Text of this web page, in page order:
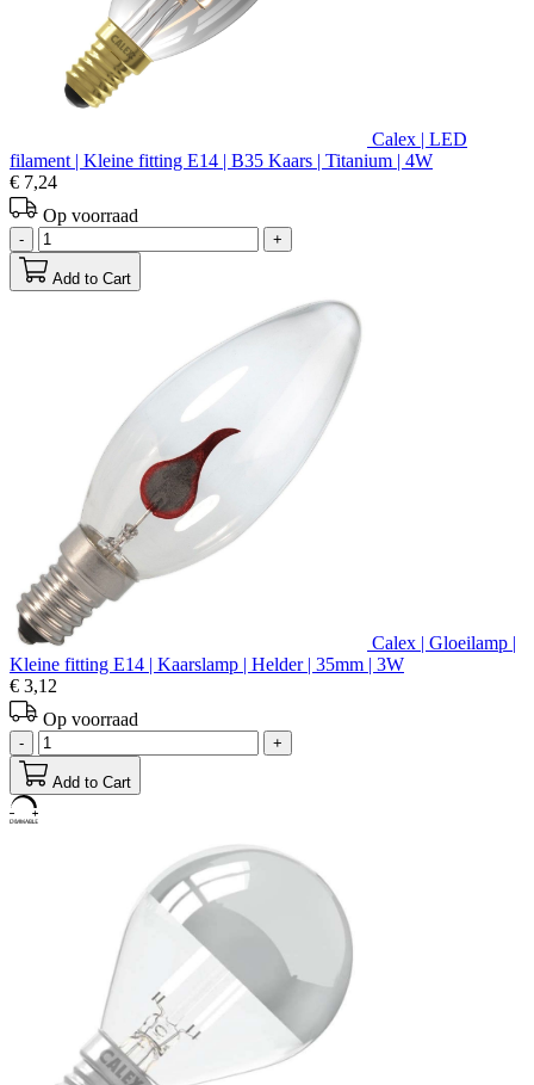
Calex | LED
filament | Kleine fitting E14 | B35 Kaars | Titanium | 4W
€ 7,24
Op voorraad
- +
Add to Cart
Calex | Gloeilamp |
Kleine fitting E14 | Kaarslamp | Helder | 35mm | 3W
€ 3,12
Op voorraad
- +
Add to Cart